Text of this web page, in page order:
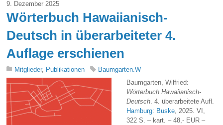
9. Dezember 2025
Wörterbuch Hawaiianisch-
Deutsch in überarbeiteter 4.
Auflage erschienen
Mitglieder, Publikationen
Baumgarten.W
Baumgarten, Wilfried:
Wörterbuch Hawaiianisch-
Deutsch. 4. überarbeitete Aufl.
Hamburg: Buske, 2025. VI,
322 S. – kart. – 48,- EUR –